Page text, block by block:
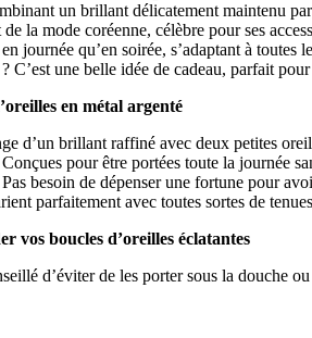
un brillant délicatement maintenu
de la mode coréenne, célèbre pour ses
journée qu’en soirée, s’adaptant à
C’est une belle idée de cadeau, parfait
en métal argenté
d’un brillant raffiné avec deux petites
Conçues pour être portées toute la journée
Pas besoin de dépenser une fortune pour
parfaitement avec toutes sortes de
vos boucles d’oreilles éclatantes
d’éviter de les porter sous la douche